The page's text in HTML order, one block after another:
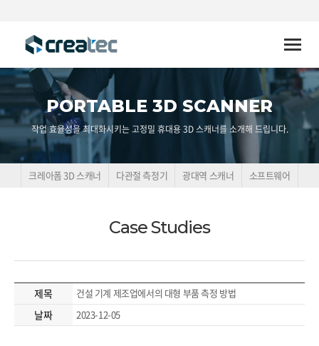
Toggle
PORTABLE 3D SCANNER
작업 효율성을 최대화시키는 고정밀 휴대용 3D 스캐너를 소개해 드립니다.
크레아폼 3D 스캐너 다관절 측정기 광대역 스캐너 소프트웨어
Case Studies
제목 건설 기계 제조업에서의 대형 부품 측정 방법
날짜 2023-12-05